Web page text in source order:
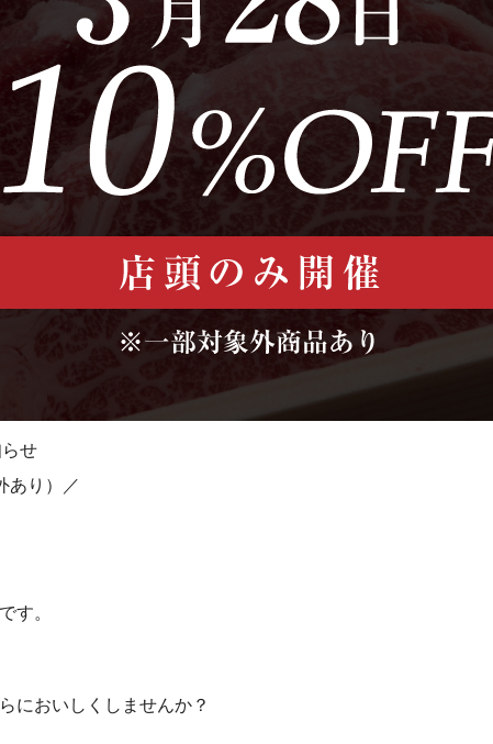
せ
あり）／
す。
においしくしませんか？